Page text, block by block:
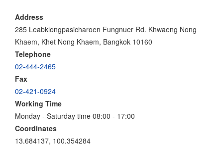
Address
285 Leabklongpasicharoen Fungnuer Rd. Khwaeng Nong
Khaem, Khet Nong Khaem, Bangkok 10160
Telephone
02-444-2465
Fax
02-421-0924
Working Time
Monday - Saturday time 08:00 - 17:00
Coordinates
13.684137, 100.354284